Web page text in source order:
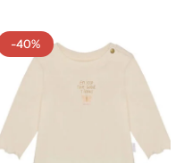
-40%